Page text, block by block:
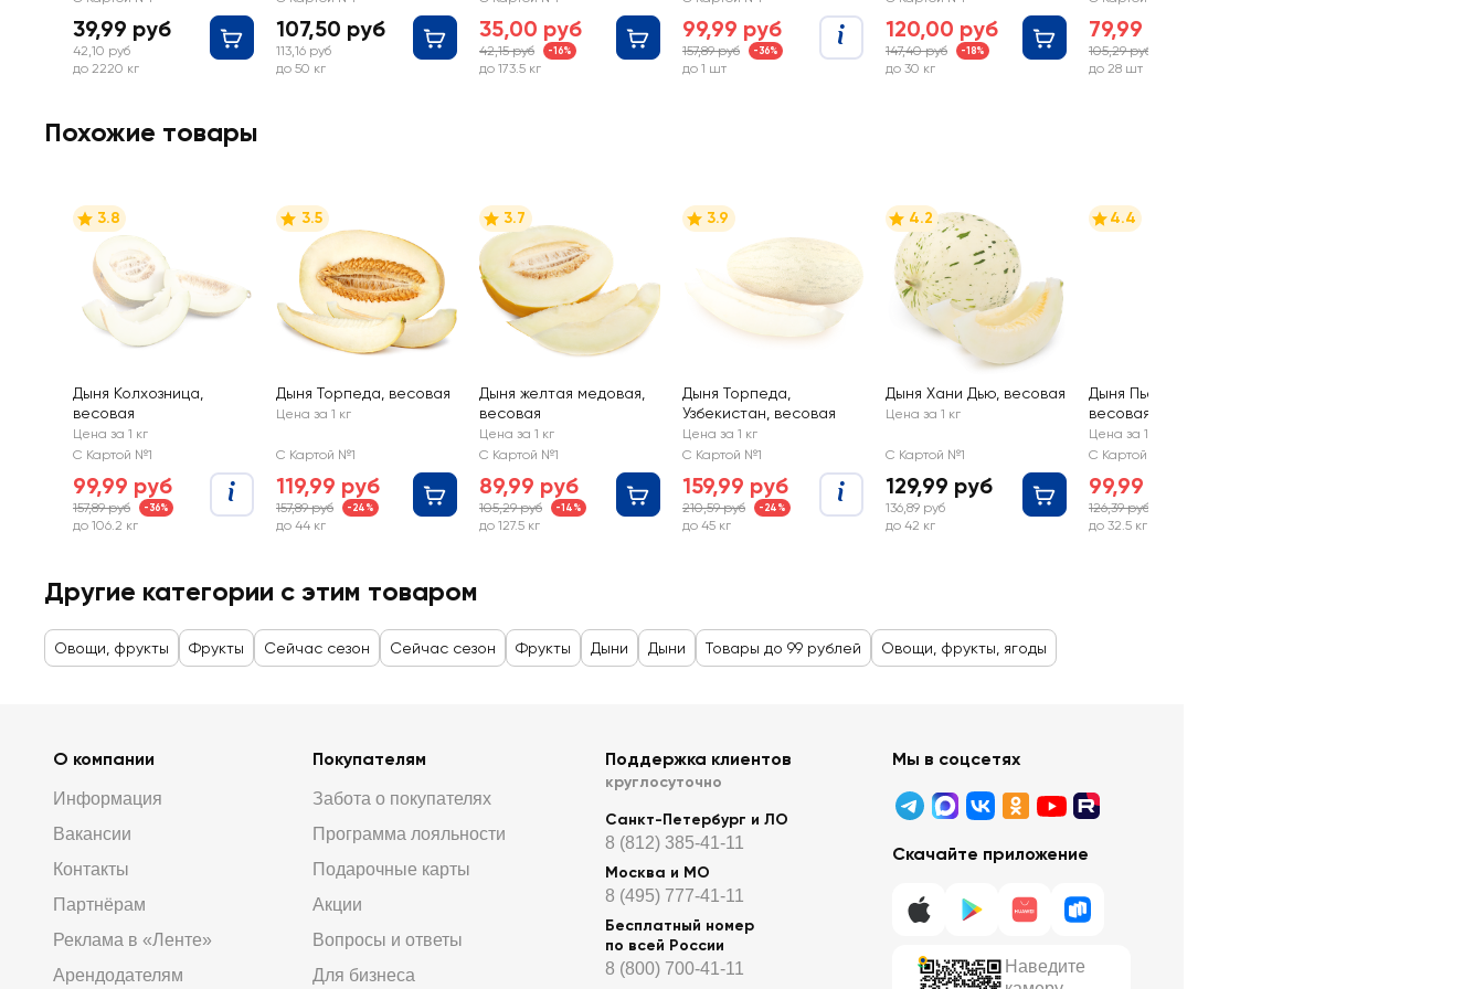
39,99 руб
42,10 руб
до 2220 кг
107,50 руб
113,16 руб
до 50 кг
35,00 руб
42,15 руб -16%
до 173.5 кг
99,99 руб
157,89 руб -36%
до 1 шт
120,00 руб
147,40 руб -18%
до 30 кг
79,99 руб
105,29 руб
до 28 шт
Похожие товары
3.8
Дыня Колхозница,
весовая
Цена за 1 кг
С Картой №1
99,99 руб
157,89 руб -36%
до 106.2 кг
3.5
Дыня Торпеда, весовая
Цена за 1 кг
С Картой №1
119,99 руб
157,89 руб -24%
до 44 кг
3.7
Дыня желтая медовая,
весовая
Цена за 1 кг
С Картой №1
89,99 руб
105,29 руб -14%
до 127.5 кг
3.9
Дыня Торпеда,
Узбекистан, весовая
Цена за 1 кг
С Картой №1
159,99 руб
210,59 руб -24%
до 45 кг
4.2
Дыня Хани Дью, весовая
Цена за 1 кг
С Картой №1
129,99 руб
136,89 руб
до 42 кг
4.4
Дыня Пьел Де Сапо,
весовая
Цена за 1 кг
С Картой №1
99,99 руб
126,39 руб
до 32.5 кг
Другие категории с этим товаром
Овощи, фрукты Фрукты Сейчас сезон Сейчас сезон Фрукты Дыни Дыни Товары до 99 рублей Овощи, фрукты, ягоды
О компании
Информация
Вакансии
Контакты
Партнёрам
Реклама в «Ленте»
Арендодателям
Покупателям
Забота о покупателях
Программа лояльности
Подарочные карты
Акции
Вопросы и ответы
Для бизнеса
Поддержка клиентов
круглосуточно
Санкт-Петербург и ЛО
8 (812) 385-41-11
Москва и МО
8 (495) 777-41-11
Бесплатный номер
по всей России
8 (800) 700-41-11
Мы в соцсетях
Скачайте приложение
Наведите